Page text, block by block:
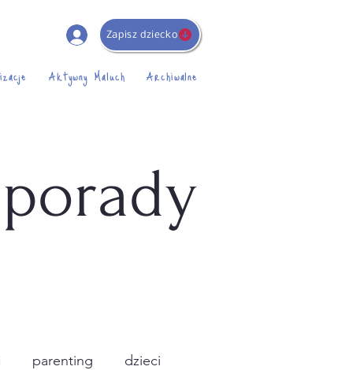
Zapisz dziecko
Aktywny Maluch Archiwalne
parenting dzieci